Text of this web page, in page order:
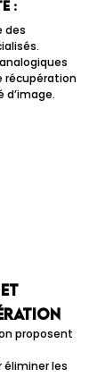
:
des
récupération
et
proposent
éliminer les